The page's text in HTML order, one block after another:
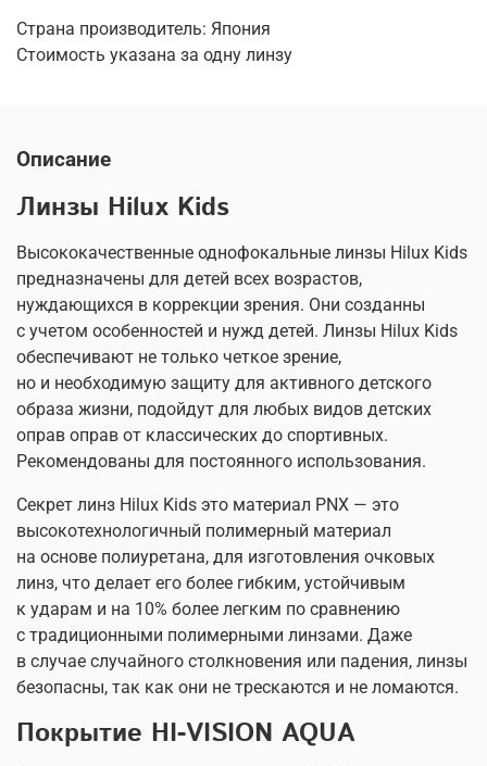
Страна производитель: Япония
Стоимость указана за одну линзу
Описание
Линзы Hilux Kids
Высококачественные однофокальные линзы Hilux Kids
предназначены для детей всех возрастов,
нуждающихся в коррекции зрения. Они созданны
с учетом особенностей и нужд детей. Линзы Hilux Kids
обеспечивают не только четкое зрение,
но и необходимую защиту для активного детского
образа жизни, подойдут для любых видов детских
оправ оправ от классических до спортивных.
Рекомендованы для постоянного использования.
Секрет линз Hilux Kids это материал PNX — это
высокотехнологичный полимерный материал
на основе полиуретана, для изготовления очковых
линз, что делает его более гибким, устойчивым
к ударам и на 10% более легким по сравнению
с традиционными полимерными линзами. Даже
в случае случайного столкновения или падения, линзы
безопасны, так как они не трескаются и не ломаются.
Покрытие HI-VISION AQUA